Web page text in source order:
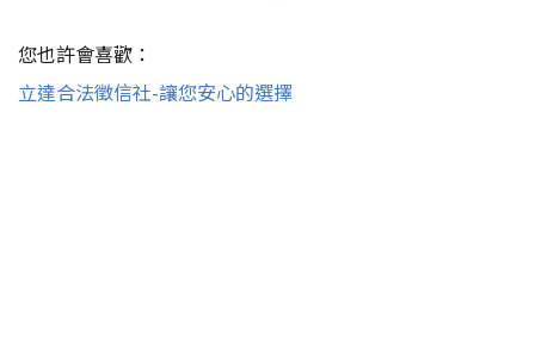
您也許會喜歡：
立達合法徵信社-讓您安心的選擇